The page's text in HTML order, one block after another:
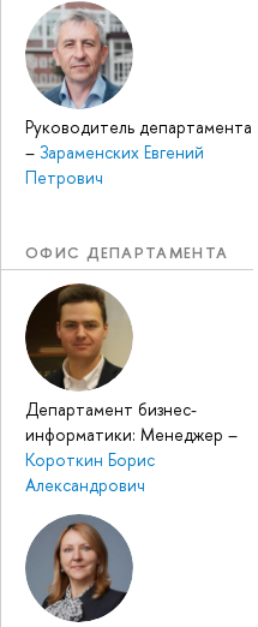
Руководитель департамента
– Зараменских Евгений
Петрович
ОФИС ДЕПАРТАМЕНТА
Департамент бизнес-
информатики: Менеджер –
Короткин Борис
Александрович